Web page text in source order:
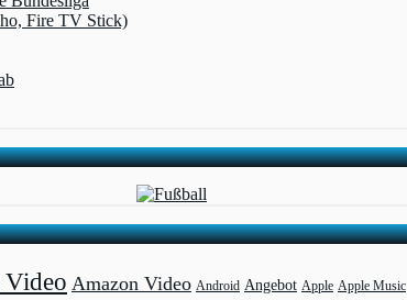
Fire TV Stick)
Video Amazon Video Android Angebot Apple Apple Music